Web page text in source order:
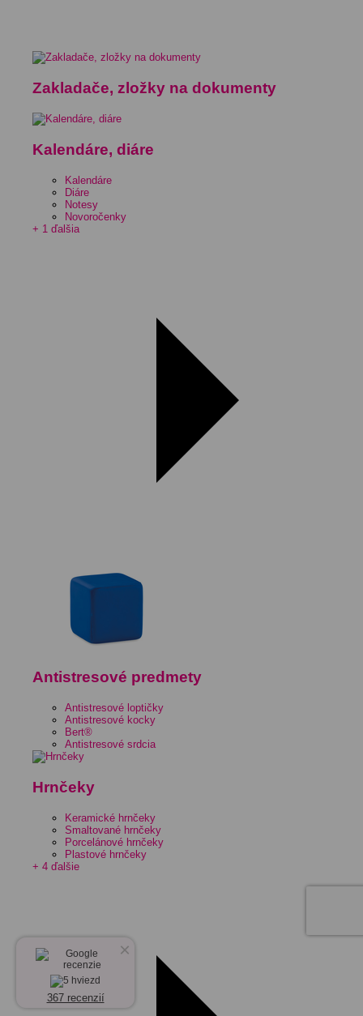
Zakladače, zložky na dokumenty
Kalendáre, diáre
Kalendáre
Diáre
Notesy
Novoročenky
+ 1 ďalšia
Antistresové predmety
Antistresové loptičky
Antistresové kocky
Bert®
Antistresové srdcia
Hrnčeky
Keramické hrnčeky
Smaltované hrnčeky
Porcelánové hrnčeky
Plastové hrnčeky
+ 4 ďalšie
×
367 recenzií